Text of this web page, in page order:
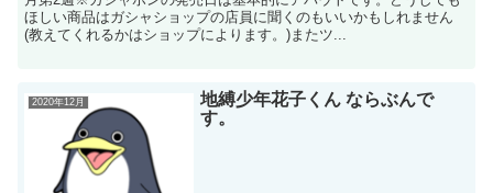
ほしい商品はガシャショップの店員に聞くのもいいかもしれません
(教えてくれるかはショップによります。)またツ...
2020年12月
地縛少年花子くん ならぶんで
す。